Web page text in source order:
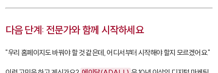
다음 단계: 전문가와 함께 시작하세요
"우리 홈페이지도 바꿔야 할 것 같은데, 어디서부터 시작해야 할지 모르겠어요."